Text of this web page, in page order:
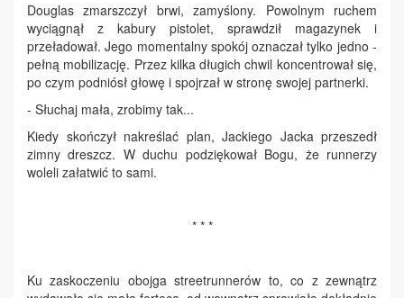
Douglas zmarszczył brwi, zamyślony. Powolnym ruchem
wyciągnął z kabury pistolet, sprawdził magazynek i
przeładował. Jego momentalny spokój oznaczał tylko jedno -
pełną mobilizację. Przez kilka długich chwil koncentrował się,
po czym podniósł głowę i spojrzał w stronę swojej partnerki.
- Słuchaj mała, zrobimy tak...
Kiedy skończył nakreślać plan, Jackiego Jacka przeszedł
zimny dreszcz. W duchu podziękował Bogu, że runnerzy
woleli załatwić to sami.
* * *
Ku zaskoczeniu obojga streetrunnerów to, co z zewnątrz